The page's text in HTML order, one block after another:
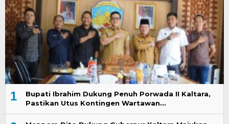
1
Bupati Ibrahim Dukung Penuh Porwada II Kaltara,
Pastikan Utus Kontingen Wartawan…